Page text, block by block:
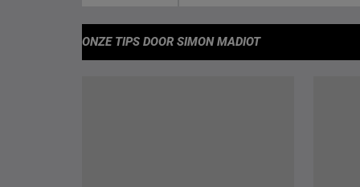
ONZE TIPS DOOR SIMON MADIOT